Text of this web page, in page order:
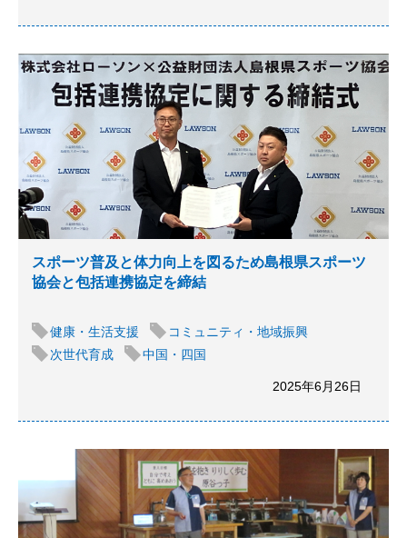
スポーツ普及と体力向上を図るため島根県スポーツ
協会と包括連携協定を締結
健康・生活支援
コミュニティ・地域振興
次世代育成
中国・四国
2025年6月26日